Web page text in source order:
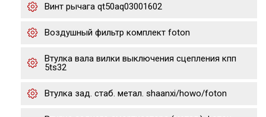
Винт рычага qt50aq03001602
Воздушный фильтр комплект foton
Втулка вала вилки выключения сцепления кпп
5ts32
Втулка зад. стаб. метал. shaanxi/howo/foton